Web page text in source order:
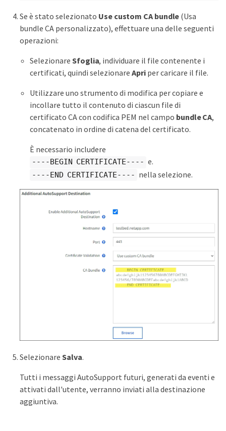
Se è stato selezionato Use custom CA bundle (Usa
bundle CA personalizzato), effettuare una delle seguenti
operazioni:
Selezionare Sfoglia, individuare il file contenente i
certificati, quindi selezionare Apriper caricare il file.
Utilizzare uno strumento di modifica per copiare e
incollare tutto il contenuto di ciascun file di
certificato CA con codifica PEM nel campo bundle CA,
concatenato in ordine di catena del certificato.
È necessario includere
----BEGIN CERTIFICATE---- e.
----END CERTIFICATE---- nella selezione.
Selezionare Salva.
Tutti i messaggi AutoSupport futuri, generati da eventi e
attivati dall'utente, verranno inviati alla destinazione
aggiuntiva.